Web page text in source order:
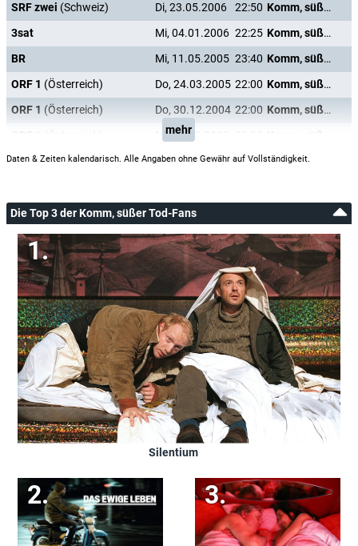
SRF zwei (Schweiz) Di, 23.05.2006 22:50
Komm, süßer Tod
3sat
Mi, 04.01.2006 22:25
Komm, süßer Tod
BR
Mi, 11.05.2005 23:40
Komm, süßer Tod
ORF 1 (Österreich) Do, 24.03.2005 22:00
Komm, süßer Tod
ORF 1 (Österreich) Do, 30.12.2004 22:00
Komm, süßer Tod
Mi, 09.10.2002
mehr
Daten & Zeiten kalendarisch. Alle Angaben ohne Gewähr auf Vollständigkeit.
Die Top 3 der Komm, süßer Tod-Fans
Silentium